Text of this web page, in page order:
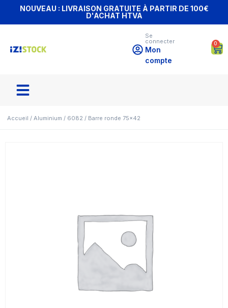
NOUVEAU : LIVRAISON GRATUITE À PARTIR DE 100€
D'ACHAT HTVA
Se
connecter
Mon
compte
0
Accueil / Aluminium / 6082 / Barre ronde 75×42